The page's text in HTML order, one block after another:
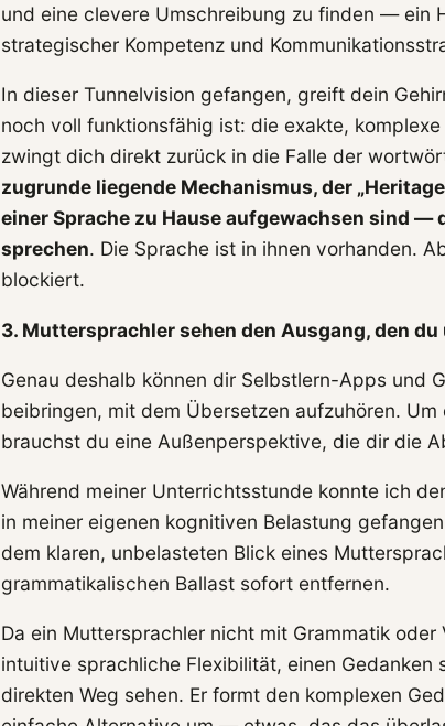
und eine clevere Umschreibung zu finden — ein
strategischer Kompetenz und
In dieser Tunnelvision gefangen, greift dein
noch voll funktionsfähig ist: die exakte,
zwingt dich direkt zurück in die Falle der
zugrunde liegende Mechanismus, der
einer Sprache zu Hause aufgewachsen sind —
sprechen. Die Sprache ist in ihnen vorhanden.
blockiert.
3. Muttersprachler sehen den Ausgang, den
Genau deshalb können dir Selbstlern-Apps und
beibringen, mit dem Übersetzen aufzuhören.
brauchst du eine Außenperspektive, die dir die
Während meiner Unterrichtsstunde konnte ich
in meiner eigenen kognitiven Belastung
dem klaren, unbelasteten Blick eines
grammatikalischen Ballast sofort entfernen.
Da ein Muttersprachler nicht mit Grammatik
intuitive sprachliche Flexibilität, einen Gedanken
direkten Weg sehen. Er formt den komplexen